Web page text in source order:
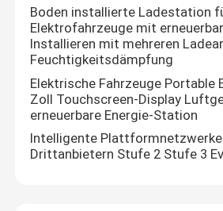
Kontakt mit uns
Neuigkeiten
Bitte um ein Angebot
Boden installierte Ladestation
Elektrofahrzeuge mit
Installieren mit mehreren
Feuchtigkeitsdämpfung
Elektrische Fahrzeuge Portable
Zoll Touchscreen-Display
erneuerbare Energie-Station
Intelligente Plattformnetzwerke
Drittanbietern Stufe 2 Stufe 3